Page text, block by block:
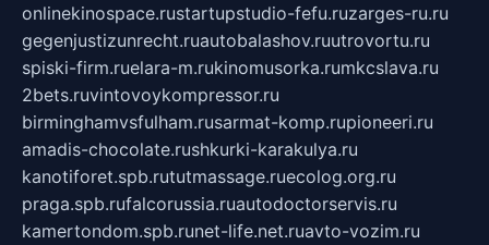
onlinekinospace.rustartupstudio-fefu.ruzarges-ru.ru
gegenjustizunrecht.ruautobalashov.ruutrovortu.ru
spiski-firm.ruelara-m.rukinomusorka.rumkcslava.ru
2bets.ruvintovoykompressor.ru
birminghamvsfulham.rusarmat-komp.rupioneeri.ru
amadis-chocolate.rushkurki-karakulya.ru
kanotiforet.spb.rututmassage.ruecolog.org.ru
praga.spb.rufalcorussia.ruautodoctorservis.ru
kamertondom.spb.runet-life.net.ruavto-vozim.ru